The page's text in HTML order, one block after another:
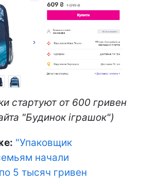
стартуют от 600 гривен
"Будинок іграшок")
"Упаковщик
начали
5 тысяч гривен